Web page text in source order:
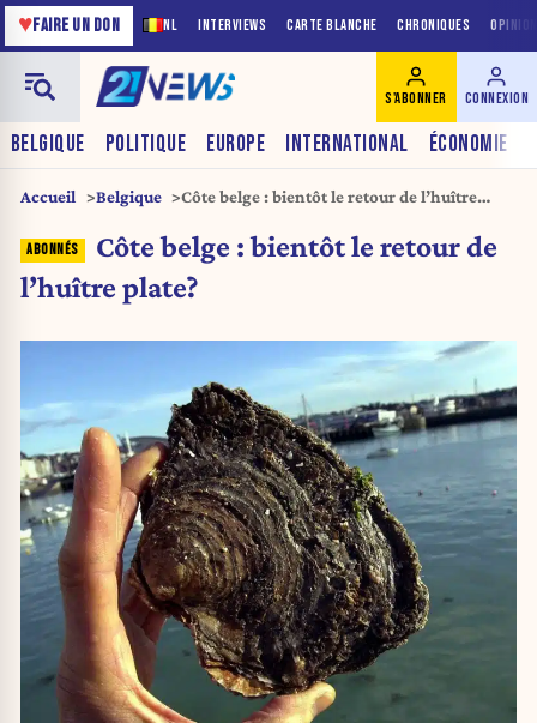
NL INTERVIEWS CARTE BLANCHE CHRONIQUES
♥FAIRE UN DON
BELGIQUE POLITIQUE EUROPE INTERNATIONAL ÉCONOMIE
S'ABONNER CONNEXION
Accueil Belgique
Côte belge : bientôt le retour de l’huître
Côte belge : bientôt le retour de
l’huître plate?